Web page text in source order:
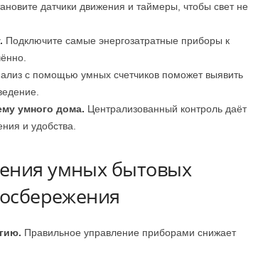
датчики движения и таймеры, чтобы свет не
Подключите самые энергозатратные приборы к
с помощью умных счетчиков поможет выявить
умного дома. Централизованный контроль даёт
и удобства.
умных бытовых
Правильное управление приборами снижает